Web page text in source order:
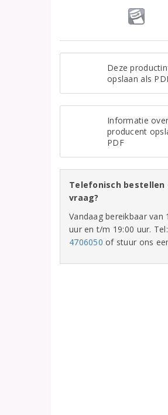
Deze
opslaan als
Informatie
producent
PDF
Telefonisch bestellen
vraag?
Vandaag bereikbaar van
uur en t/m 19:00 uur.
4706050 of stuur ons